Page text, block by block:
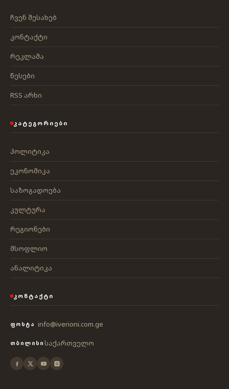
ჩვენ შესახებ
კონტაქტი
რეკლამა
წესები
RSS არხი
ᲙᲐᲢᲔᲒᲝᲠᲘᲔᲑᲘ
პოლიტიკა
ეკონომიკა
საზოგადოება
კულტურა
რეგიონები
მსოფლიო
ანალიტიკა
ᲙᲝᲜᲢᲐᲥᲢᲘ
ᲤᲝᲡᲢᲐ info@iverioni.com.ge
ᲗᲑᲘᲚᲘᲡᲘ საქართველო